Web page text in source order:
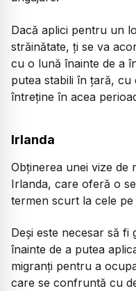
Dacă aplici pentru un
străinătate, ți se va
cu o lună înainte de a
putea stabili în țară, cu
întreține în acea
Irlanda
Obținerea unei vize de
Irlanda, care oferă o
termen scurt la cele
Deși este necesar să fi
înainte de a putea
migranți pentru a
care se confruntă cu